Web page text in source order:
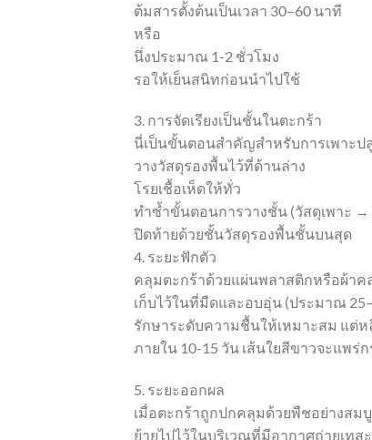
ต้มสารตั้งต้นเป็นเวลา 30–60 นาที
หรือ
นึ่งประมาณ 1-2 ชั่วโมง
รอให้เย็นสนิทก่อนนำไปใช้
3. การจัดเรียงเป็นชั้นในตะกร้า
นี่เป็นขั้นตอนสำคัญสำหรับการเพาะป
วางวัสดุรองพื้นไว้ที่ด้านล่าง
โรยเชื้อเห็ดให้ทั่ว
ทำซ้ำขั้นตอนการวางชั้น (วัสดุเพาะ →
ปิดท้ายด้วยชั้นวัสดุรองพื้นชั้นบนสุด
4. ระยะฟักตัว
คลุมตะกร้าด้วยแผ่นพลาสติกหรือผ้าค
เก็บไว้ในที่มืดและอบอุ่น (ประมาณ
รักษาระดับความชื้นให้เหมาะสม แต่ห
ภายใน 10-15 วัน เส้นใยสีขาวจะแพร่
5. ระยะออกผล
เมื่อตะกร้าถูกปกคลุมด้วยพืชอย่างสม
ย้ายไปไว้ในบริเวณที่มีอากาศถ่ายเท